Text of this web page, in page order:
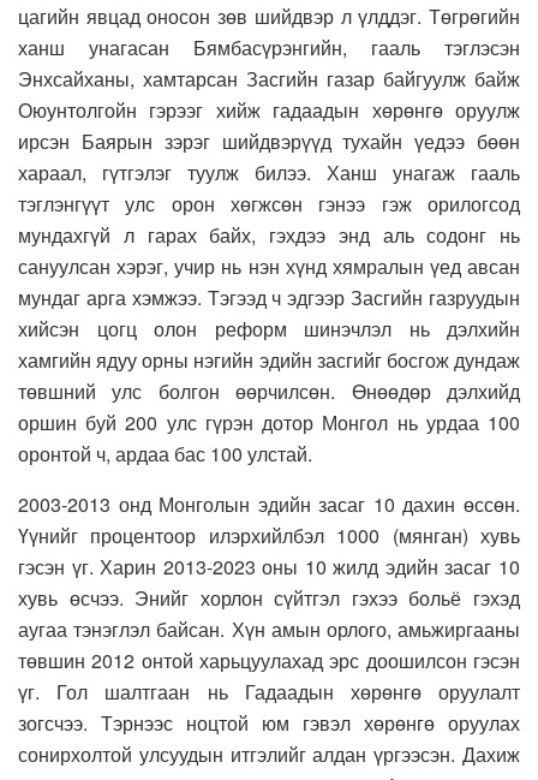
цагийн явцад оносон зөв шийдвэр л үлддэг. Төгрөгийн
ханш унагасан Бямбасүрэнгийн, гааль тэглэсэн
Энхсайханы, хамтарсан Засгийн газар байгуулж байж
Оюунтолгойн гэрээг хийж гадаадын хөрөнгө оруулж
ирсэн Баярын зэрэг шийдвэрүүд тухайн үедээ бөөн
хараал, гүтгэлэг туулж билээ. Ханш унагаж гааль
тэглэнгүүт улс орон хөгжсөн гэнээ гэж орилогсод
мундахгүй л гарах байх, гэхдээ энд аль содонг нь
сануулсан хэрэг, учир нь нэн хүнд хямралын үед авсан
мундаг арга хэмжээ. Тэгээд ч эдгээр Засгийн газруудын
хийсэн цогц олон реформ шинэчлэл нь дэлхийн
хамгийн ядуу орны нэгийн эдийн засгийг босгож дундаж
төвшний улс болгон өөрчилсөн. Өнөөдөр дэлхийд
оршин буй 200 улс гүрэн дотор Монгол нь урдаа 100
оронтой ч, ардаа бас 100 улстай.
2003-2013 онд Монголын эдийн засаг 10 дахин өссөн.
Үүнийг процентоор илэрхийлбэл 1000 (мянган) хувь
гэсэн үг. Харин 2013-2023 оны 10 жилд эдийн засаг 10
хувь өсчээ. Энийг хорлон сүйтгэл гэхээ больё гэхэд
аугаа тэнэглэл байсан. Хүн амын орлого, амьжиргааны
төвшин 2012 онтой харьцуулахад эрс доошилсон гэсэн
үг. Гол шалтгаан нь Гадаадын хөрөнгө оруулалт
зогсчээ. Тэрнээс ноцтой юм гэвэл хөрөнгө оруулах
сонирхолтой улсуудын итгэлийг алдан үргээсэн. Дахиж